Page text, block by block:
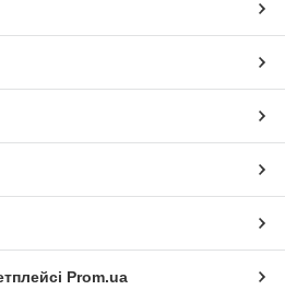
або орнаментом
сили, римськими
Для когось важлива
Prom.ua